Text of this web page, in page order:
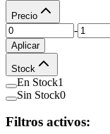
Precio
-
Aplicar
Stock
En Stock1
Sin Stock0
Filtros activos: